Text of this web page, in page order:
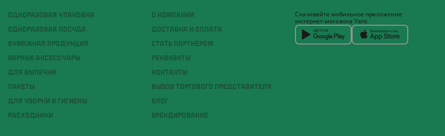
ОДНОРАЗОВАЯ УПАКОВКА
ОДНОРАЗОВАЯ ПОСУДА
БУМАЖНАЯ ПРОДУКЦИЯ
БАРНЫЕ АКСЕССУАРЫ
ДЛЯ ВЫПЕЧКИ
ПАКЕТЫ
ДЛЯ УБОРКИ И ГИГИЕНЫ
РАСХОДНИКИ
О КОМПАНИИ
ДОСТАВКА И ОПЛАТА
СТАТЬ ПАРТНЁРОМ
РЕКВИЗИТЫ
КОНТАКТЫ
ВЫЗОВ ТОРГОВОГО ПРЕДСТАВИТЕЛЯ
БЛОГ
БРЕНДИРОВАНИЕ
Скачивайте мобильное приложение
интернет-магазина Yans